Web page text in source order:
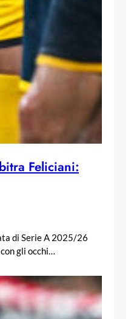
Feliciani:
di Serie A 2025/26
gli occhi…